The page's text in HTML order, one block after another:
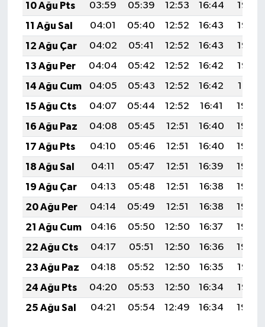
10 Ağu Pts
03:59 05:39 12:53 16:44
19:56
11 Ağu Sal
04:01 05:40 12:52 16:43
19:55
12 Ağu Çar
04:02 05:41 12:52 16:43
19:53
13 Ağu Per
04:04 05:42 12:52 16:42
19:52
14 Ağu Cum
04:05 05:43 12:52 16:42
19:51
15 Ağu Cts
04:07 05:44 12:52 16:41
19:49
16 Ağu Paz
04:08 05:45 12:51 16:40
19:48
17 Ağu Pts
04:10 05:46 12:51 16:40
19:46
18 Ağu Sal
04:11 05:47 12:51 16:39
19:45
19 Ağu Çar
04:13 05:48 12:51 16:38
19:43
20 Ağu Per
04:14 05:49 12:51 16:38
19:42
21 Ağu Cum
04:16 05:50 12:50 16:37
19:40
22 Ağu Cts
04:17 05:51 12:50 16:36
19:39
23 Ağu Paz
04:18 05:52 12:50 16:35
19:37
24 Ağu Pts
04:20 05:53 12:50 16:34
19:36
25 Ağu Sal
04:21 05:54 12:49 16:34 19:34